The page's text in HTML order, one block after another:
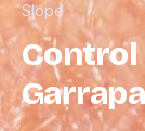
Slope
Control